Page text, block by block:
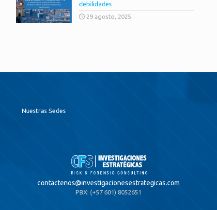
debilidades
29 agosto, 2025
Nuestras Sedes
contactenos@investigacionesestrategicas.com
PBX: (+57 601) 8052651